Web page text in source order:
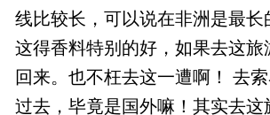
线比较长，可以说在非洲是最长
这得香料特别的好，如果去这旅
回来。也不枉去这一遭啊！ 去
过去，毕竟是国外嘛！其实去这